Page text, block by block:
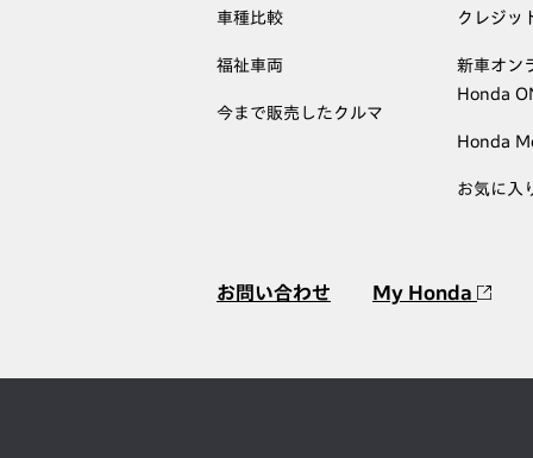
車種比較
福祉車両
今まで販売したクルマ
クレジッ
新車オン
Honda
Honda
お気に入
お問い合わせ My Honda